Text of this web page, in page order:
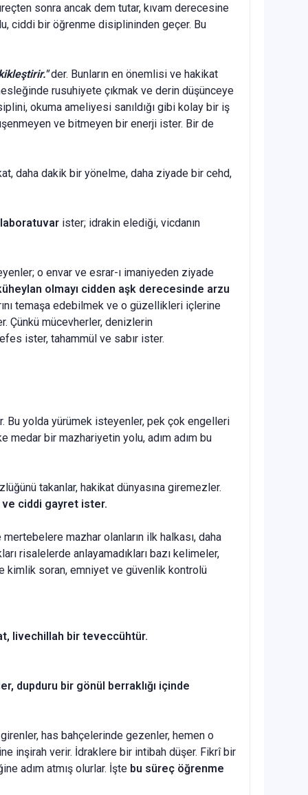
sonra ancak dem tutar, kıvam derecesine
ciddi bir öğrenme disiplininden geçer. Bu
der. Bunların en önemlisi ve hakikat
rusuhiyete çıkmak ve derin düşünceye
okuma ameliyesi sanıldığı gibi kolay bir iş
ve bitmeyen bir enerji ister. Bir de
daha dakik bir yönelme, daha ziyade bir cehd,
ister; idrakin elediği, vicdanın
o envar ve esrar-ı imaniyeden ziyade
olmayı cidden aşk derecesinde arzu
temaşa edebil­mek ve o güzellikleri içlerine
Çünkü mücevherler, denizlerin
ister, tahammül ve sabır ister.
yolda yürümek isteyenler, pek çok engelleri
medar bir mazhariyetin yolu, adım adım bu
takanlar, hakikat dünyasına giremezler.
ciddi gayret ister.
mazhar olanların ilk halkası, daha
risalelerde anlayamadıkları bazı kelimeler,
kimlik soran, emniyet ve güvenlik kontrolü
livechillah bir teveccühtür.
dupduru bir gönül berraklığı içinde
girenler, has bahçelerinde gezenler, hemen o
inşirah verir. İdraklere bir intibah düşer. Fikrî bir
adım atmış olurlar. İşte bu süreç öğrenme